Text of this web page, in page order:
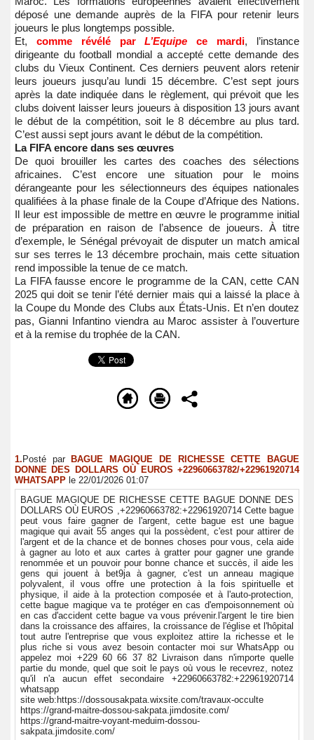
déposé une demande auprès de la FIFA pour retenir leurs
joueurs le plus longtemps possible.
Et, comme révélé parL’Equipe ce mardi, l’instance
dirigeante du football mondial a accepté cette demande des
clubs du Vieux Continent. Ces derniers peuvent alors retenir
leurs joueurs jusqu’au lundi 15 décembre. C’est sept jours
après la date indiquée dans le règlement, qui prévoit que les
clubs doivent laisser leurs joueurs à disposition 13 jours avant
le début de la compétition, soit le 8 décembre au plus tard.
C’est aussi sept jours avant le début de la compétition.
La FIFA encore dans ses œuvres
De quoi brouiller les cartes des coaches des sélections
africaines. C’est encore une situation pour le moins
dérangeante pour les sélectionneurs des équipes nationales
qualifiées à la phase finale de la Coupe d’Afrique des Nations.
Il leur est impossible de mettre en œuvre le programme initial
de préparation en raison de l’absence de joueurs. À titre
d’exemple, le Sénégal prévoyait de disputer un match amical
sur ses terres le 13 décembre prochain, mais cette situation
rend impossible la tenue de ce match.
La FIFA fausse encore le programme de la CAN, cette CAN
2025 qui doit se tenir l’été dernier mais qui a laissé la place à
la Coupe du Monde des Clubs aux États-Unis. Et n’en doutez
pas, Gianni Infantino viendra au Maroc assister à l’ouverture
et à la remise du trophée de la CAN.
1. Posté par
BAGUE MAGIQUE DE RICHESSE CETTE BAGUE
DONNE DES DOLLARS OÙ EUROS +22960663782/+22961920714
WHATSAPP le 22/01/2026 01:07
BAGUE MAGIQUE DE RICHESSE CETTE BAGUE DONNE DES
DOLLARS OÙ EUROS ,+22960663782:+22961920714 Cette bague
peut vous faire gagner de l'argent, cette bague est une bague
magique qui avait 55 anges qui la possèdent, c'est pour attirer de
l'argent et de la chance et de bonnes choses pour vous, cela aide
à gagner au loto et aux cartes à gratter pour gagner une grande
renommée et un pouvoir pour bonne chance et succès, il aide les
gens qui jouent à bet9ja à gagner, c'est un anneau magique
polyvalent, il vous offre une protection à la fois spirituelle et
physique, il aide à la protection composée et à l'auto-protection,
cette bague magique va te protéger en cas d'empoisonnement où
en cas d'accident cette bague va vous prévenir.l'argent le tire bien
dans la croissance des affaires, la croissance de l'église et l'hôpital
tout autre l'entreprise que vous exploitez attire la richesse et le
plus riche si vous avez besoin contacter moi sur WhatsApp ou
appelez moi +229 60 66 37 82 Livraison dans n'importe quelle
partie du monde, quel que soit le pays où vous le recevrez, notez
qu'il n'a aucun effet secondaire +22960663782:+22961920714
whatsapp
site web:https://dossousakpata.wixsite.com/travaux-occulte
https://grand-maitre-dossou-sakpata.jimdosite.com/
https://grand-maitre-voyant-meduim-dossou-
sakpata.jimdosite.com/